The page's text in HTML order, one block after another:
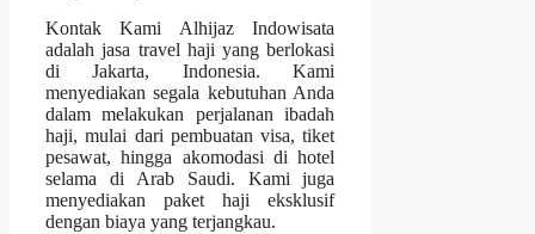
Kontak Kami Alhijaz Indowisata
adalah jasa travel haji yang berlokasi
di Jakarta, Indonesia. Kami
menyediakan segala kebutuhan Anda
dalam melakukan perjalanan ibadah
haji, mulai dari pembuatan visa, tiket
pesawat, hingga akomodasi di hotel
selama di Arab Saudi. Kami juga
menyediakan paket haji eksklusif
dengan biaya yang terjangkau.